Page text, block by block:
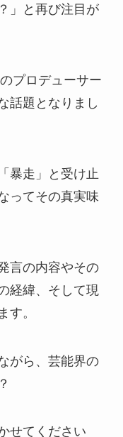
」と再び注目が
プロデューサー
話題となりまし
暴走」と受け止
ってその真実味
言の内容やその
経緯、そして現
す。
がら、芸能界の
せてください